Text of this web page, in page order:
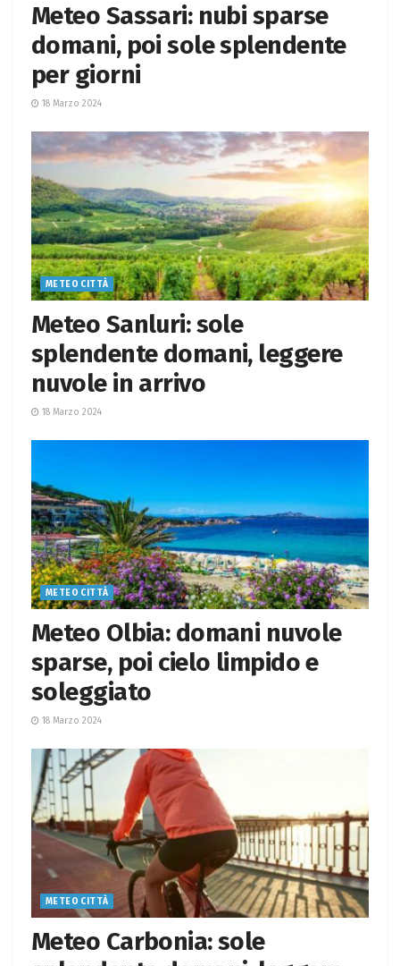
Meteo Sassari: nubi sparse
domani, poi sole splendente
per giorni
18 Marzo 2024
METEO CITTÀ
Meteo Sanluri: sole
splendente domani, leggere
nuvole in arrivo
18 Marzo 2024
METEO CITTÀ
Meteo Olbia: domani nuvole
sparse, poi cielo limpido e
soleggiato
18 Marzo 2024
METEO CITTÀ
Meteo Carbonia: sole